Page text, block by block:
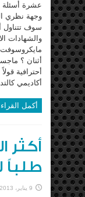
عشرة أسئلة
وجهة نظري
سوف تتناول
والشهادات
أثنان ؟
أحترافية
أكاديمي
أكمل
أكثر
طلباً
9 يناير، 2013